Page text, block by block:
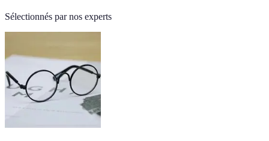
Sélectionnés par nos experts